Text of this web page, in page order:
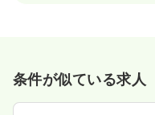
条件が似ている求人